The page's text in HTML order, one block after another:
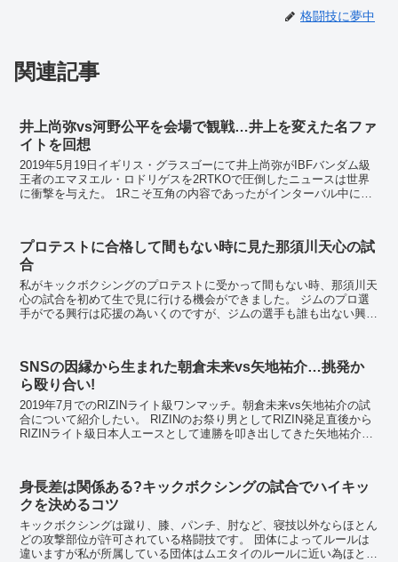
格闘技に夢中
関連記事
井上尚弥vs河野公平を会場で観戦…井上を変えた名ファ
イトを回想
2019年5月19日イギリス・グラスゴーにて井上尚弥がIBFバンダム級
王者のエマヌエル・ロドリゲスを2RTKOで圧倒したニュースは世界
に衝撃を与えた。 1Rこそ互角の内容であったがインターバル中に頭
プロテストに合格して間もない時に見た那須川天心の試
合
私がキックボクシングのプロテストに受かって間もない時、那須川天
心の試合を初めて生で見に行ける機会ができました。 ジムのプロ選
手がでる興行は応援の為いくのですが、ジムの選手も誰も出ない興行
SNSの因縁から生まれた朝倉未来vs矢地祐介…挑発か
ら殴り合い!
2019年7月でのRIZINライト級ワンマッチ。朝倉未来vs矢地祐介の試
合について紹介したい。 RIZINのお祭り男としてRIZIN発足直後から
RIZINライト級日本人エースとして連勝を叩き出してきた矢地祐介だ
身長差は関係ある?キックボクシングの試合でハイキッ
クを決めるコツ
キックボクシングは蹴り、膝、パンチ、肘など、寝技以外ならほとん
どの攻撃部位が許可されている格闘技です。 団体によってルールは
違いますが私が所属している団体はムエタイのルールに近い為ほとん